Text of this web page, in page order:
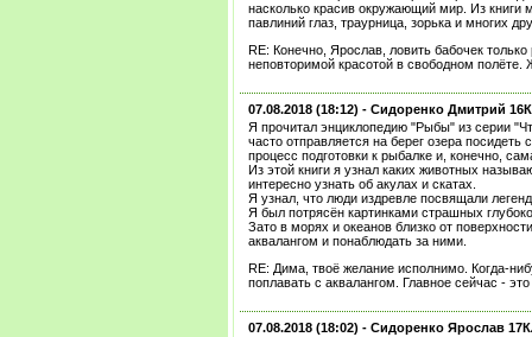
насколько красив окружающий мир. Из книги
павлиний глаз, траурница, зорька и многих
RE: Конечно, Ярослав, ловить бабочек
неповторимой красотой в свободном
07.08.2018 (18:12) - Сидоренко Дмитрий
Я прочитал энциклопедию "Рыбы" из серии
часто отправляется на берег озера
процесс подготовки к рыбалке и, конечно,
Из этой книги я узнал каких животных
интересно узнать об акулах и скатах.
Я узнал, что люди издревле посвящали
Я был потрясён картинками страшных
Зато в морях и океанов близко от
аквалангом и понаблюдать за ними.
RE: Дима, твоё желание исполнимо. Когда-
поплавать с аквалангом. Главное сейчас -
07.08.2018 (18:02) - Сидоренко Ярослав